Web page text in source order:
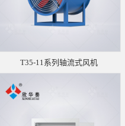
T35-11系列轴流式风机